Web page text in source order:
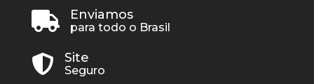
 Enviamos
para todo o Brasil
 Site
Seguro